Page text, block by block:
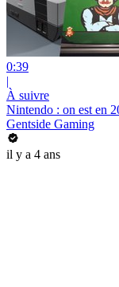
0:39
|
À suivre
Nintendo : on est en
Gentside Gaming
il y a 4 ans